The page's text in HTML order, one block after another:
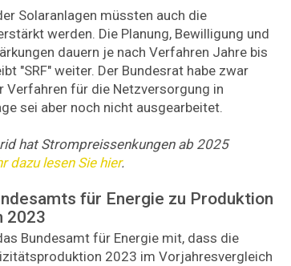
Solaranlagen müssten auch die
werden. Die Planung, Bewilligung und
dauern je nach Verfahren Jahre bis
"SRF" weiter. Der Bundesrat habe zwar
Verfahren für die Netzversorgung in
sei aber noch nicht ausgearbeitet.
hat Strompreissenkungen ab 2025
dazu lesen Sie hier.
für Energie zu Produktion
2023
Bundesamt für Energie mit, dass die
2023 im Vorjahresvergleich